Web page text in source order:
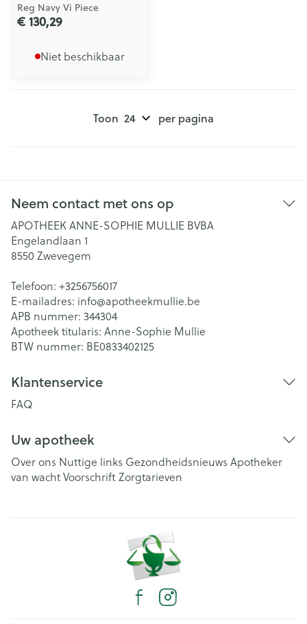
Reg Navy Vi Piece
€ 130,29
Niet beschikbaar
Toon per pagina
Neem contact met ons op
APOTHEEK ANNE-SOPHIE MULLIE BVBA
Engelandlaan 1
8550 Zwevegem
Telefoon: +3256756017
E-mailadres: info@apotheekmullie.be
APB nummer: 344304
Apotheek titularis: Anne-Sophie Mullie
BTW nummer: BE0833402125
Klantenservice
FAQ
Uw apotheek
Over ons Nuttige links Gezondheidsnieuws Apotheker
van wachtVoorschriftZorgtarieven